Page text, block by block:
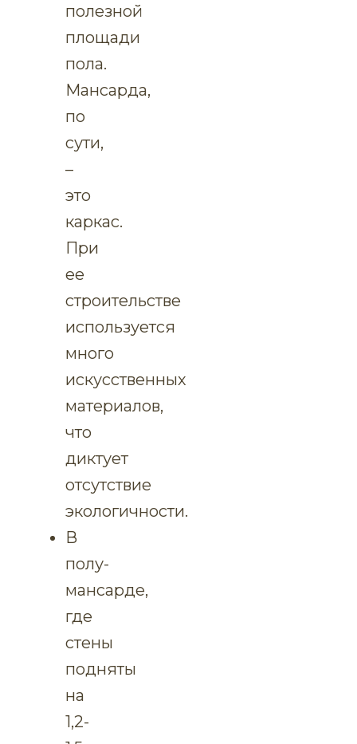
полезной
площади
пола.
Мансарда,
по
сути,
–
это
каркас.
При
ее
строительстве
используется
много
искусственных
материалов,
что
диктует
отсутствие
экологичности.
В
полу-
мансарде,
где
стены
подняты
на
1,2-